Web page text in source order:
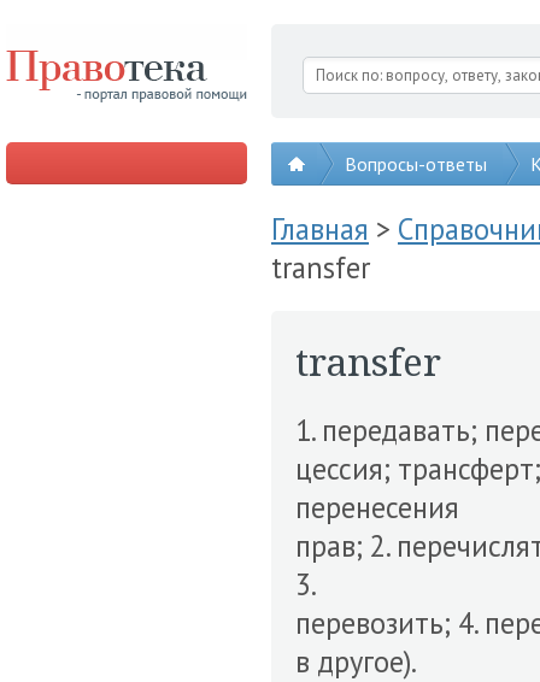
Вопросы-ответы
Главная >
transfer
transfer
1. передавать;
цессия;
перенесения
прав; 2.
3.
перевозить; 4.
в другое).